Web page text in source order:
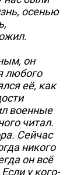
осенью
он
любого
её, как
военные
читал.
Сейчас
никого
он всё
у кого-